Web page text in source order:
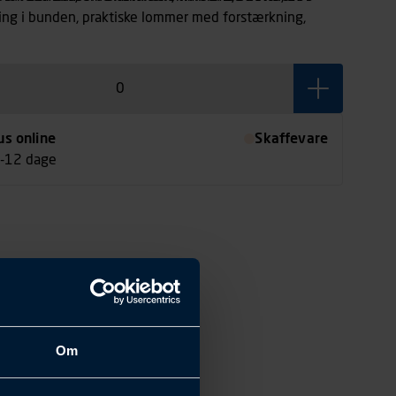
Om
i bunden, praktiske lommer med forstærkning,
frontlommer og hammerholder i både venstre og
online
12 dage
Skaffevare